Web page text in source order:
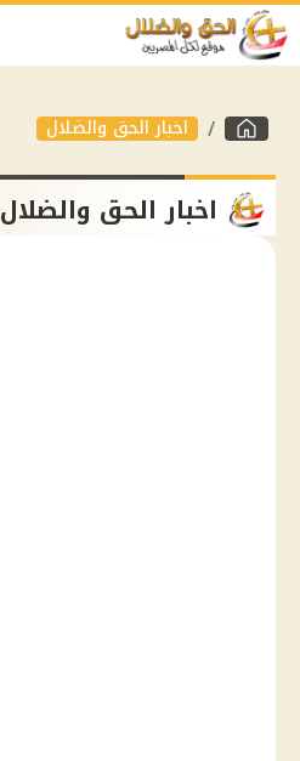
اخبار الحق والضلال
اخبار الحق والضلال